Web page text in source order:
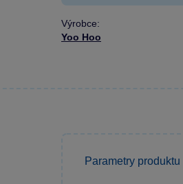
Výrobce:
Yoo Hoo
Parametry produktu